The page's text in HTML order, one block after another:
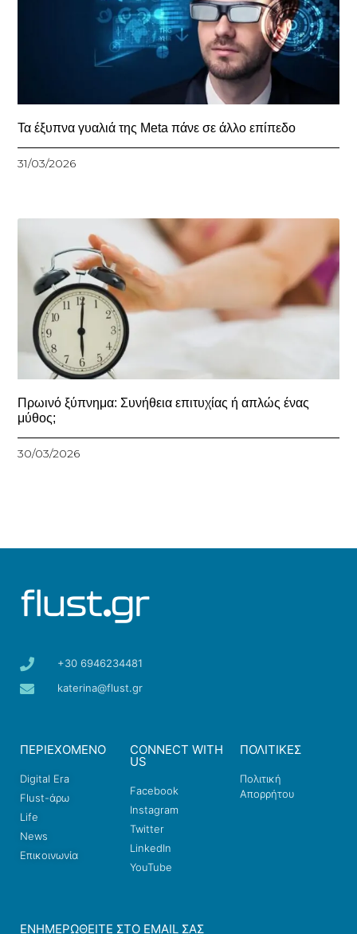
Τα έξυπνα γυαλιά της Meta πάνε σε άλλο επίπεδο
31/03/2026
Πρωινό ξύπνημα: Συνήθεια επιτυχίας ή απλώς ένας
μύθος;
30/03/2026
+30 6946234481
katerina@flust.gr
ΠΕΡΙΕΧΟΜΕΝΟ
Digital Era
Flust-άρω
Life
News
Επικοινωνία
CONNECT WITH
US
Facebook
Instagram
Twitter
LinkedIn
YouTube
ΠΟΛΙΤΙΚΕΣ
Πολιτική
Απορρήτου
ΕΝΗΜΕΡΩΘΕΊΤΕ ΣΤΟ EMAIL ΣΑΣ